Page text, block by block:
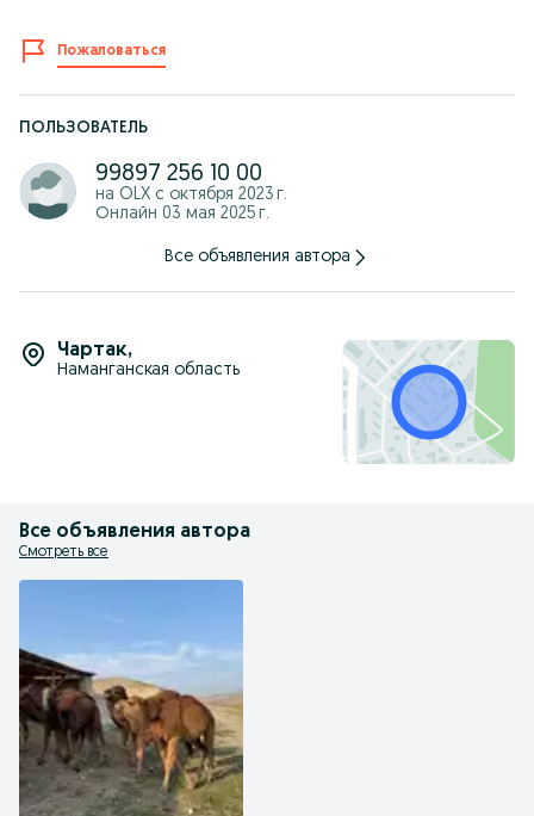
Пожаловаться
ПОЛЬЗОВАТЕЛЬ
99897 256 10 00
на OLX с октября 2023 г.
Онлайн 03 мая 2025 г.
Все объявления автора
Чартак,
Наманганская область
Все объявления автора
Смотреть все